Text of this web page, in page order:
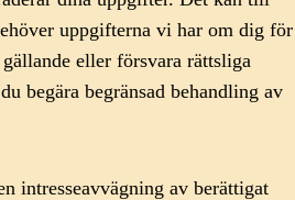
uppgifterna vi har om dig för
eller försvara rättsliga
begära begränsad behandling av
intresseavvägning av berättigat